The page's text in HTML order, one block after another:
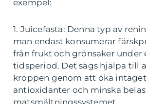
exempel:
1. Juicefasta: Denna typ av
man endast konsumerar
från frukt och grönsaker under
tidsperiod. Det sägs hjälpa till
kroppen genom att öka
antioxidanter och minska